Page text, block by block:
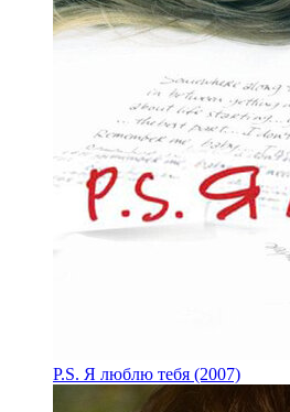
P.S. Я люблю тебя (2007)